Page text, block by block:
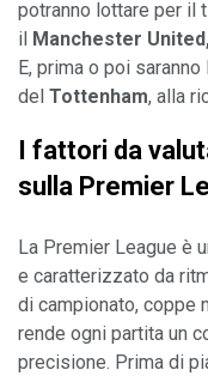
potranno lottare per il
il Manchester
E, prima o poi
del Tottenham, alla
I fattori da
sulla Premier
La Premier League è
e caratterizzato da
di campionato, coppe
rende ogni partita un
precisione. Prima di